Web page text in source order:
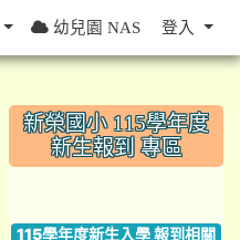
:::
新榮國小 115學年度
新生報到 專區
115學年度新生入學 報到相關
幼兒園 NAS 登入